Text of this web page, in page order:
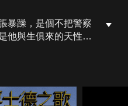
暴躁，是個不把警察
他與生俱來的天性，
個心靈逐漸靠近，金